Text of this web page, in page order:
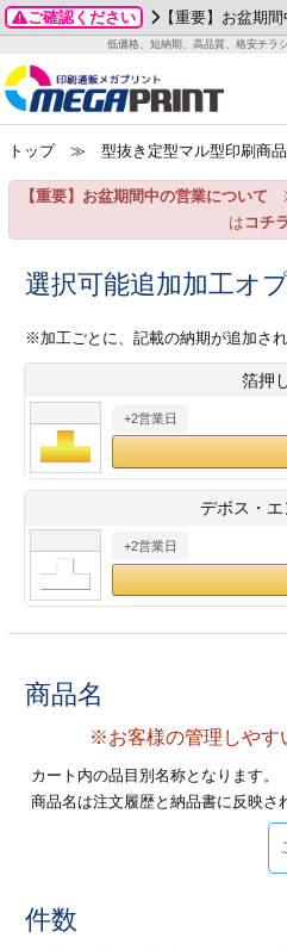
ご確認ください 【重要】お盆期
低価格、短納期、高品質、格安チラ
商品
グッズ
ステッカー
ックカード印刷
業ツール印刷
＆盛り上げ印刷
ご利用ガ
お客様へ
いて
方法
/送料について
刷
カード印刷
ックカード名刺
ムカード
型マル型印刷
ード印刷
印刷
ファイル印刷
データ作成ガ
成前に
ガイド
加工指示ガイド
テンプレ
ード印刷
名刺印刷
ックカード
ード印刷
印刷
形マル型
印刷
名刺印刷
ムカード印刷
一覧
わせ
り
プル請求
2026年 8月
月
火 水 木 金
土
1
3
4 5 6 7
8
15
24
25 26 27
29
土
1
2 3
8 9 10 11
12
14
15 16 17 18
19
25
26
28
29 30
トップ≫ 型抜き定型マル型印刷商品
【重要】お盆期間中の営業について
は コチ
選択可能追加加工オ
※加工ごとに、記載の納期が追加され
箔押
+2営業日
デボス・エ
+2営業日
商品名
※お客様の管理しやす
カート内の品目別名称となります。
商品名は注文履歴と納品書に反映さ
件数